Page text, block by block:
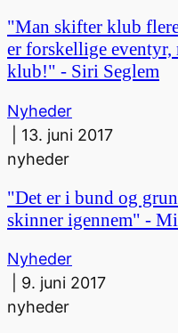
"Man skifter klub
er forskellige
klub!" - Siri Seglem
Nyheder
13. juni 2017
nyheder
"Det er i bund og
skinner igennem" -
Nyheder
9. juni 2017
nyheder